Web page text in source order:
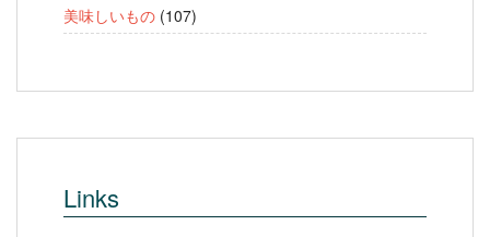
美味しいもの (107)
Links